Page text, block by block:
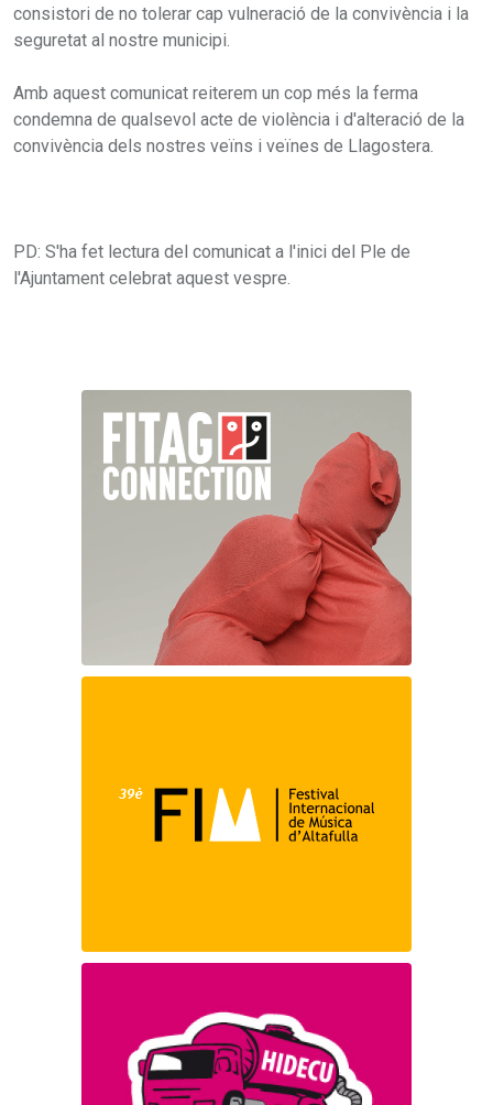
consistori de no tolerar cap vulneració de la convivència i la
seguretat al nostre municipi.
Amb aquest comunicat reiterem un cop més la ferma
condemna de qualsevol acte de violència i d'alteració de la
convivència dels nostres veïns i veïnes de Llagostera.
PD: S'ha fet lectura del comunicat a l'inici del Ple de
l'Ajuntament celebrat aquest vespre.